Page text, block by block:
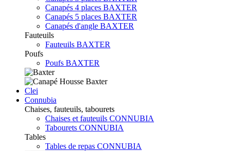
Canapés 4 places BAXTER
Canapés 5 places BAXTER
Canapés d'angle BAXTER
Fauteuils
Fauteuils BAXTER
Poufs
Poufs BAXTER
Clei
Connubia
Chaises, fauteuils, tabourets
Chaises et fauteuils CONNUBIA
Tabourets CONNUBIA
Tables
Tables de repas CONNUBIA